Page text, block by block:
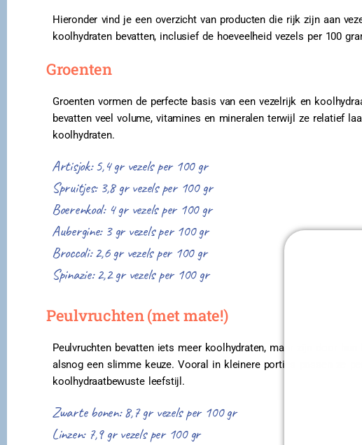
Hieronder vind je een overzicht van producten die rijk zijn aan
koolhydraten bevatten, inclusief de hoeveelheid vezels per 100
Groenten
Groenten vormen de perfecte basis van een vezelrijk en
bevatten veel volume, vitamines en mineralen terwijl ze relatief
koolhydraten.
Artisjok: 5,4 gr vezels per 100 gr
Spruitjes: 3,8 gr vezels per 100 gr
Boerenkool: 4 gr vezels per 100 gr
Aubergine: 3 gr vezels per 100 gr
Broccoli: 2,6 gr vezels per 100 gr
Spinazie: 2,2 gr vezels per 100 gr
Peulvruchten (met mate!)
Peulvruchten bevatten iets meer koolhydraten, maar zijn door
alsnog een slimme keuze. Vooral in kleinere porties passen ze
koolhydraatbewuste leefstijl.
Zwarte bonen: 8,7 gr vezels per 100 gr
Linzen: 7,9 gr vezels per 100 gr